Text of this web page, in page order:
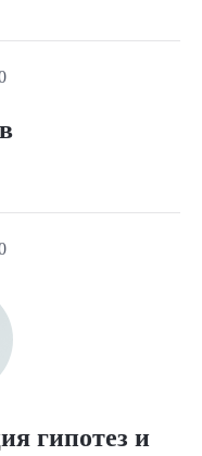
гипотез и